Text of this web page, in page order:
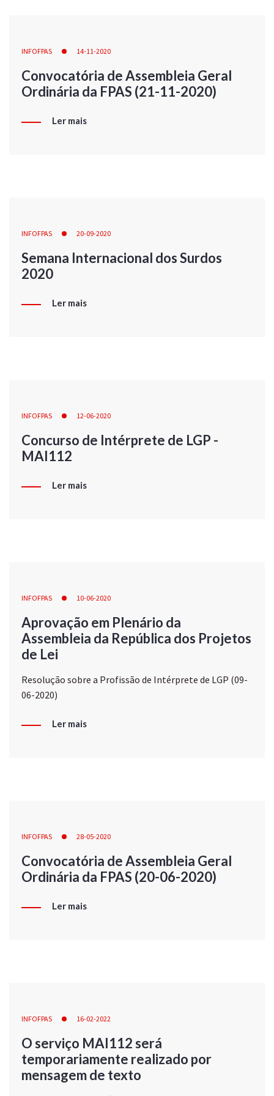
INFOFPAS 14-11-2020
Convocatória de Assembleia Geral
Ordinária da FPAS (21-11-2020)
Ler mais
INFOFPAS 20-09-2020
Semana Internacional dos Surdos
2020
Ler mais
INFOFPAS 12-06-2020
Concurso de Intérprete de LGP -
MAI112
Ler mais
INFOFPAS 10-06-2020
Aprovação em Plenário da
Assembleia da República dos Projetos
de Lei
Resolução sobre a Profissão de Intérprete de LGP (09-
06-2020)
Ler mais
INFOFPAS 28-05-2020
Convocatória de Assembleia Geral
Ordinária da FPAS (20-06-2020)
Ler mais
INFOFPAS 16-02-2022
O serviço MAI112 será
temporariamente realizado por
mensagem de texto